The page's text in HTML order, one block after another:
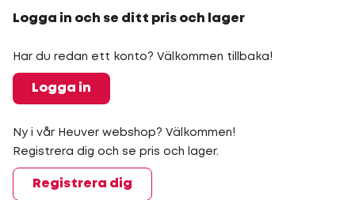
Logga in och se ditt pris och lager
Har du redan ett konto? Välkommen tillbaka!
Logga in
Ny i vår Heuver webshop? Välkommen!
Registrera dig och se pris och lager.
Registrera dig